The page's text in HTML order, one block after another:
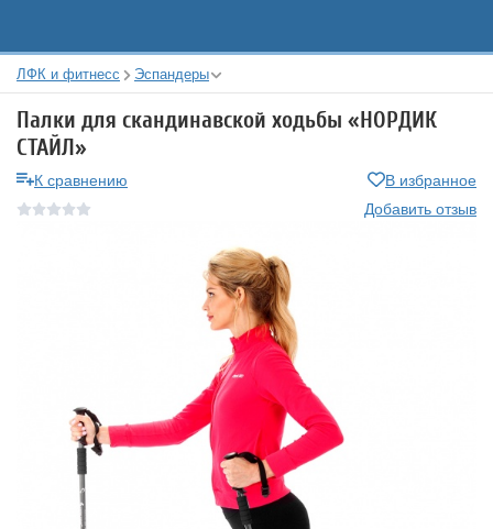
ЛФК и фитнесс Эспандеры
Палки для скандинавской ходьбы «НОРДИК
СТАЙЛ»
К сравнению
В избранное
Добавить отзыв